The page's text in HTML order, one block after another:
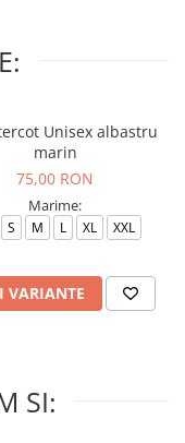
Unisex albastru
marin
75,00 RON
Marime:
S M L XL XXL
VARIANTE
SI: